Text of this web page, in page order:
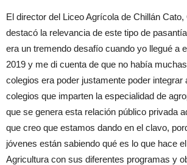
El director del Liceo Agrícola de Chillán Cato,
destacó la relevancia de este tipo de
era un tremendo desafío cuando yo llegué a
2019 y me di cuenta de que no había
colegios era poder justamente poder integrar
colegios que imparten la especialidad de
que se genera esta relación público privada
que creo que estamos dando en el clavo,
jóvenes están sabiendo qué es lo que hace
Agricultura con sus diferentes programas y